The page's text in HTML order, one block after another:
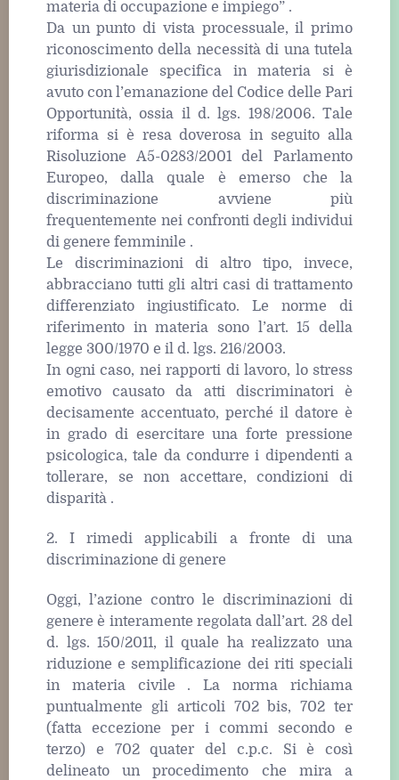
materia di occupazione e impiego” .
Da un punto di vista processuale, il primo
riconoscimento della necessità di una tutela
giurisdizionale specifica in materia si è
avuto con l’emanazione del Codice delle Pari
Opportunità, ossia il d. lgs. 198/2006. Tale
riforma si è resa doverosa in seguito alla
Risoluzione A5-0283/2001 del Parlamento
Europeo, dalla quale è emerso che la
discriminazione avviene più
frequentemente nei confronti degli individui
di genere femminile .
Le discriminazioni di altro tipo, invece,
abbracciano tutti gli altri casi di trattamento
differenziato ingiustificato. Le norme di
riferimento in materia sono l’art. 15 della
legge 300/1970 e il d. lgs. 216/2003.
In ogni caso, nei rapporti di lavoro, lo stress
emotivo causato da atti discriminatori è
decisamente accentuato, perché il datore è
in grado di esercitare una forte pressione
psicologica, tale da condurre i dipendenti a
tollerare, se non accettare, condizioni di
disparità .
2. I rimedi applicabili a fronte di una
discriminazione di genere
Oggi, l’azione contro le discriminazioni di
genere è interamente regolata dall’art. 28 del
d. lgs. 150/2011, il quale ha realizzato una
riduzione e semplificazione dei riti speciali
in materia civile . La norma richiama
puntualmente gli articoli 702 bis, 702 ter
(fatta eccezione per i commi secondo e
terzo) e 702 quater del c.p.c. Si è così
delineato un procedimento che mira a